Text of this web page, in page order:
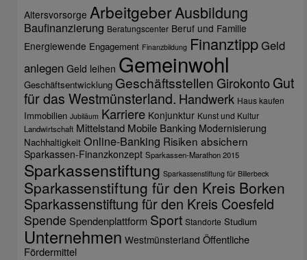
Altersvorsorge ArbeitgeberAusbildung
Baufinanzierung Beratungscenter Beruf und Familie
Energiewende Engagement Finanzbildung FinanztippGeld
anlegen Geld leihen Gemeinwohl
Geschäftsentwicklung Geschäftsstellen Girokonto Gut
für das Westmünsterland. Handwerk Haus kaufen
Immobilien Jubiläum Karriere Konjunktur Kunst und Kultur
Landwirtschaft Mittelstand Mobile Banking Modernisierung
Nachhaltigkeit Online-Banking Risiken absichern
Sparkassen-Finanzkonzept Sparkassen-Marathon 2015
Sparkassenstiftung Sparkassenstiftung für Billerbeck
Sparkassenstiftung für den Kreis Borken
Sparkassenstiftung für den Kreis Coesfeld
Spende Spendenplattform Sport Standorte Studium
Unternehmen Westmünsterland Öffentliche
Fördermittel